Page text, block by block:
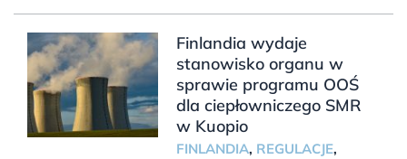
Finlandia wydaje
stanowisko organu w
sprawie programu OOŚ
dla ciepłowniczego SMR
w Kuopio
FINLANDIA, REGULACJE,